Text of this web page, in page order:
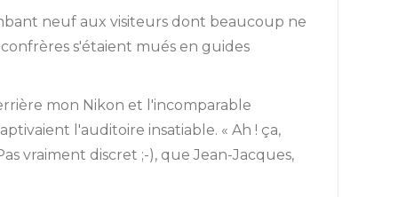
neuf aux visiteurs dont beaucoup ne
s'étaient mués en guides
mon Nikon et l'incomparable
l'auditoire insatiable. « Ah ! ça,
vraiment discret ;-), que Jean-Jacques,